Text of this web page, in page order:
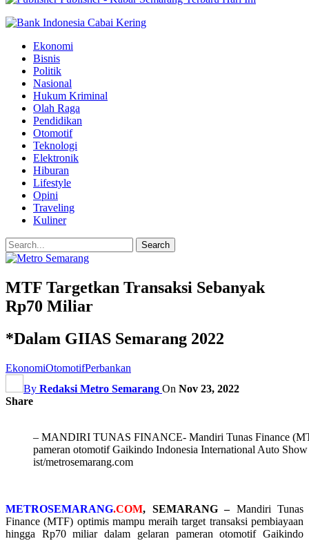
Ekonomi
Bisnis
Politik
Nasional
Hukum Kriminal
Olah Raga
Pendidikan
Otomotif
Teknologi
Elektronik
Hiburan
Lifestyle
Opini
Traveling
Kuliner
MTF Targetkan Transaksi Sebanyak
Rp70 Miliar
*Dalam GIIAS Semarang 2022
EkonomiOtomotifPerbankan
By Redaksi Metro Semarang On Nov 23, 2022
Share
– MANDIRI TUNAS FINANCE- Mandiri Tunas Finance
pameran otomotif Gaikindo Indonesia International Auto
ist/metrosemarang.com
METROSEMARANG.COM, SEMARANG –Mandiri Tunas
Finance (MTF) optimis mampu meraih target transaksi pembiayaan
hingga Rp70 miliar dalam gelaran pameran otomotif Gaikindo